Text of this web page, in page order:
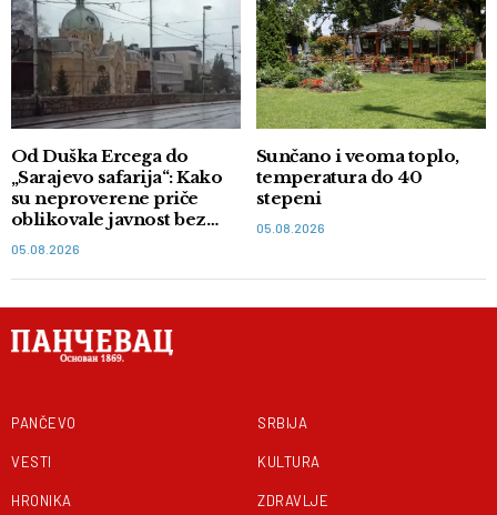
Od Duška Ercega do
„Sarajevo safarija“: Kako
su neproverene priče
oblikovale javnost bez
05.08.2026
Sunčano i veoma toplo,
temperatura do 40
stepeni
05.08.2026
PANČEVO
VESTI
HRONIKA
SRBIJA
KULTURA
ZDRAVLJE